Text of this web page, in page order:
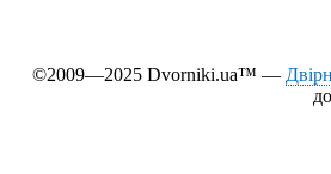
©2009—2025 Dvorniki.ua™ —